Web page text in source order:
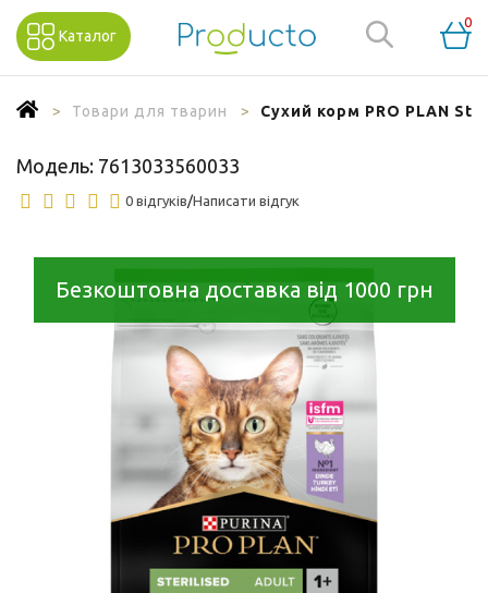
Каталог
0
Товари для тварин Сухий корм PRO PLAN
Модель: 7613033560033
0 відгуків/Написати відгук
Безкоштовна доставка від 1000 грн